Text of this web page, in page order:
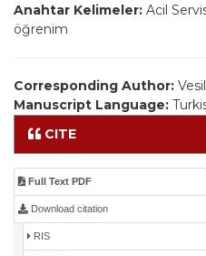
Anahtar Kelimeler: Acil
öğrenim
Corresponding Author:
Manuscript Language:
CITE
Full Text PDF
Download citation
RIS